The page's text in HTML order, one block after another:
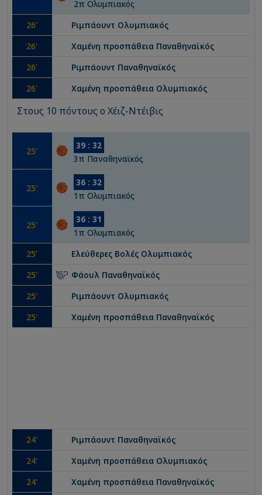
2π Ολυμπιακός
26' Ριμπάουντ Ολυμπιακός
26' Χαμένη προσπάθεια Παναθηναϊκός
26' Ριμπάουντ Παναθηναϊκός
26' Χαμένη προσπάθεια Ολυμπιακός
Στους 10 πόντους ο Χέιζ-Ντέιβις
25' 39 :32
3π Παναθηναϊκός
25' 36 :32
1 π Ολυμπιακός
25' 36 :31
1 π Ολυμπιακός
25' Ελεύθερες Βολές Ολυμπιακός
25' Φάουλ Παναθηναϊκός
25' Ριμπάουντ Ολυμπιακός
25' Χαμένη προσπάθεια Παναθηναϊκός
24' Ριμπάουντ Παναθηναϊκός
24' Χαμένη προσπάθεια Ολυμπιακός
24' Χαμένη προσπάθεια Παναθηναϊκός